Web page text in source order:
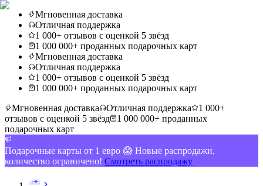
Мгновенная доставка
Отличная поддержка
1 000+ отзывов с оценкой 5 звёзд
1 000 000+ проданных подарочных карт
Мгновенная доставка
Отличная поддержка
1 000+ отзывов с оценкой 5 звёзд
1 000 000+ проданных подарочных карт
Мгновенная доставка
Отличная поддержка
1 000+
отзывов с оценкой 5 звёзд
1 000 000+ проданных
подарочных карт
Подарочные карты от 1 евро 😱 Новые распродажи,
количество ограничено! Смотреть распродажу